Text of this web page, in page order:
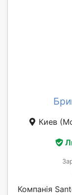
Киев
Компанія